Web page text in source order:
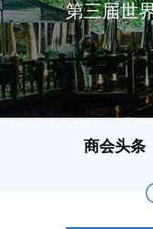
第三届世
商会头条